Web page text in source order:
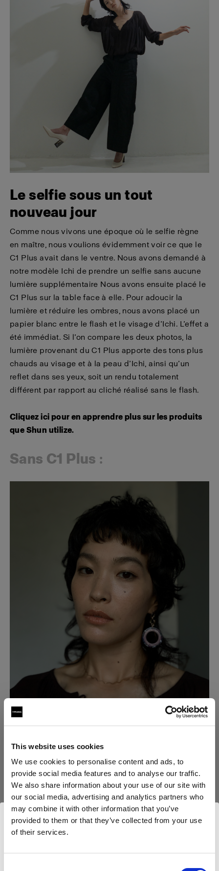
This website uses cookies
We use cookies to personalise content and ads, to
provide social media features and to analyse our traffic.
We also share information about your use of our site with
our social media, advertising and analytics partners who
may combine it with other information that you’ve
provided to them or that they’ve collected from your use
of their services.
Le selfie sous un tout
nouveau jour
Comme nous vivons une époque où le selfie règne
en maître, nous voulions évidemment voir ce que le
C1 Plus avait dans le ventre. Nous avons demandé à
notre modèle Ichi de prendre un selfie sans aucune
lumière supplémentaire Nous avons ensuite placé le
C1 Plus sur la table face à elle. Pour adoucir la
lumière et réduire les ombres, nous avons placé un
papier blanc entre le flash et le visage d’Ichi. L’effet a
été immédiat. Si l’on compare les deux photos, la
lumière provenant du C1 Plus apporte des tons plus
chauds au visage et à la peau d’Ichi, ainsi qu’un
reflet dans ses yeux, soit un rendu totalement
différent par rapport au cliché réalisé sans le flash.
Cliquez ici pour en apprendre plus sur les produits
que Shun utilize.
Sans C1 Plus :
Avec le C1 Plus :